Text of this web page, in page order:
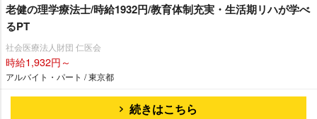
老健の理学療法士/時給1932円/教育体制充実・生活期リハが学べ
るPT
社会医療法人財団 仁医会
時給1,932円～
アルバイト・パート / 東京都
続きはこちら